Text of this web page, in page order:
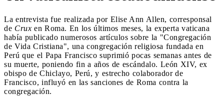
La entrevista fue realizada por Elise Ann Allen, corresponsal
de Crux en Roma. En los últimos meses, la experta vaticana
había publicado numerosos artículos sobre la "Congregación
de Vida Cristiana", una congregación religiosa fundada en
Perú que el Papa Francisco suprimió pocas semanas antes de
su muerte, poniendo fin a años de escándalo. León XIV, ex
obispo de Chiclayo, Perú, y estrecho colaborador de
Francisco, influyó en las sanciones de Roma contra la
congregación.